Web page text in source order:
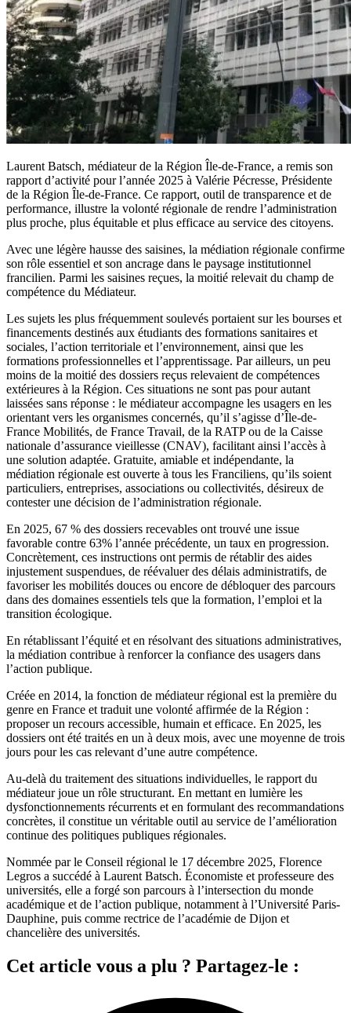
Laurent Batsch, médiateur de la Région Île-de-France, a remis son
rapport d’activité pour l’année 2025 à Valérie Pécresse, Présidente
de la Région Île-de-France. Ce rapport, outil de transparence et de
performance, illustre la volonté régionale de rendre l’administration
plus proche, plus équitable et plus efficace au service des citoyens.
Avec une légère hausse des saisines, la médiation régionale confirme
son rôle essentiel et son ancrage dans le paysage institutionnel
francilien. Parmi les saisines reçues, la moitié relevait du champ de
compétence du Médiateur.
Les sujets les plus fréquemment soulevés portaient sur les bourses et
financements destinés aux étudiants des formations sanitaires et
sociales, l’action territoriale et l’environnement, ainsi que les
formations professionnelles et l’apprentissage. Par ailleurs, un peu
moins de la moitié des dossiers reçus relevaient de compétences
extérieures à la Région. Ces situations ne sont pas pour autant
laissées sans réponse : le médiateur accompagne les usagers en les
orientant vers les organismes concernés, qu’il s’agisse d’Île-de-
France Mobilités, de France Travail, de la RATP ou de la Caisse
nationale d’assurance vieillesse (CNAV), facilitant ainsi l’accès à
une solution adaptée. Gratuite, amiable et indépendante, la
médiation régionale est ouverte à tous les Franciliens, qu’ils soient
particuliers, entreprises, associations ou collectivités, désireux de
contester une décision de l’administration régionale.
En 2025, 67 % des dossiers recevables ont trouvé une issue
favorable contre 63% l’année précédente, un taux en progression.
Concrètement, ces instructions ont permis de rétablir des aides
injustement suspendues, de réévaluer des délais administratifs, de
favoriser les mobilités douces ou encore de débloquer des parcours
dans des domaines essentiels tels que la formation, l’emploi et la
transition écologique.
En rétablissant l’équité et en résolvant des situations administratives,
la médiation contribue à renforcer la confiance des usagers dans
l’action publique.
Créée en 2014, la fonction de médiateur régional est la première du
genre en France et traduit une volonté affirmée de la Région :
proposer un recours accessible, humain et efficace. En 2025, les
dossiers ont été traités en un à deux mois, avec une moyenne de trois
jours pour les cas relevant d’une autre compétence.
Au-delà du traitement des situations individuelles, le rapport du
médiateur joue un rôle structurant. En mettant en lumière les
dysfonctionnements récurrents et en formulant des recommandations
concrètes, il constitue un véritable outil au service de l’amélioration
continue des politiques publiques régionales.
Nommée par le Conseil régional le 17 décembre 2025, Florence
Legros a succédé à Laurent Batsch. Économiste et professeure des
universités, elle a forgé son parcours à l’intersection du monde
académique et de l’action publique, notamment à l’Université Paris-
Dauphine, puis comme rectrice de l’académie de Dijon et
chancelière des universités.
Cet article vous a plu ? Partagez-le :